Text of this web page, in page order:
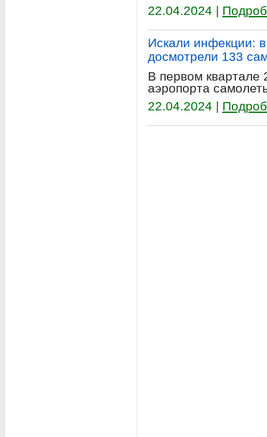
22.04.2024 |
Искали инфекции:
досмотрели 133
В первом квартале
аэропорта
22.04.2024 |